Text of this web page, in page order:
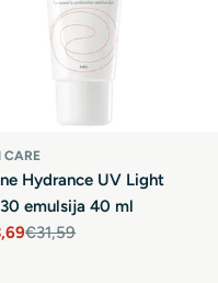
CARE
Hydrance UV Light
emulsija 40 ml
€31,59